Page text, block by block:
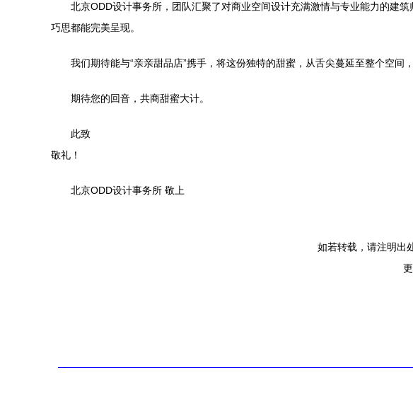
北京ODD设计事务所，团队汇聚了对商业空间设计充满激情与专业能力的建
巧思都能完美呈现。
我们期待能与“亲亲甜品店”携手，将这份独特的甜蜜，从舌尖蔓延至整个空间
期待您的回音，共商甜蜜大计。
此致
敬礼！
北京ODD设计事务所 敬上
如若转载，请注明出